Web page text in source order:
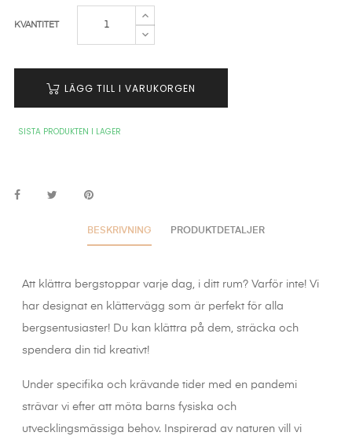
KVANTITET
LÄGG TILL I VARUKORGEN
SISTA PRODUKTEN I LAGER
BESKRIVNING PRODUKTDETALJER
Att klättra bergstoppar varje dag, i ditt rum? Varför inte! Vi
har designat en klättervägg som är perfekt för alla
bergsentusiaster! Du kan klättra på dem, sträcka och
spendera din tid kreativt!
Under specifika och krävande tider med en pandemi
strävar vi efter att möta barns fysiska och
utvecklingsmässiga behov. Inspirerad av naturen vill vi